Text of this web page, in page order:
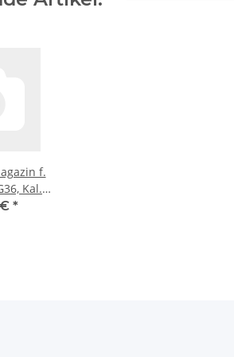
f.
Kal.
mit
*